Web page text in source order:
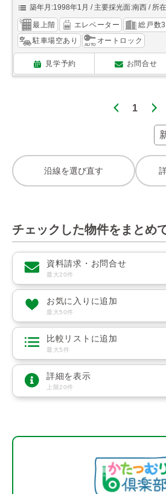
築年月:1998年1月
主要採光面:南西 所
最上階 エレベーター 総戸数
駐車場空あり
オートロック
見学予約 お問合せ
1
沿線を選び直す
チェックした物件をまとめ
資料請求・お問合せ
最大20件
お気に入りに追加
最大50件
比較リストに追加
最大5件
詳細を表示
上限20件